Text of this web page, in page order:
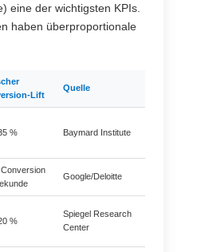
eine der wichtigsten KPIs.
haben überproportionale
Lift
Quelle
% Baymard Institute
Google/Deloitte
%
Spiegel Research
Center